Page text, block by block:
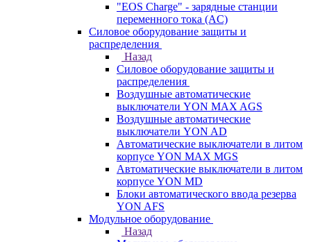
"EOS Charge" - зарядные станции
переменного тока (AC)
Силовое оборудование защиты и
распределения
Назад
Силовое оборудование защиты и
распределения
Воздушные автоматические
выключатели YON MAX AGS
Воздушные автоматические
выключатели YON AD
Автоматические выключатели в литом
корпусе YON MAX MGS
Автоматические выключатели в литом
корпусе YON MD
Блоки автоматического ввода резерва
YON AFS
Модульное оборудование
Назад